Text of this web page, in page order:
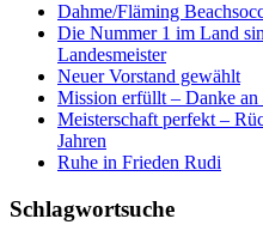
Dahme/Fläming
Die Nummer 1 im Land
Landesmeister
Neuer Vorstand gewählt
Mission erfüllt – Danke an
Meisterschaft perfekt –
Jahren
Ruhe in Frieden Rudi
Schlagwortsuche